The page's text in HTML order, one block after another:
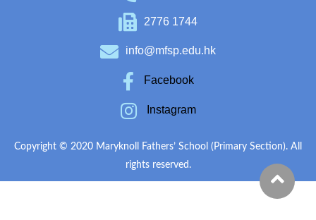
2776 1744
info@mfsp.edu.hk
Facebook
Instagram
Copyright © 2020 Maryknoll Fathers’ School (Primary Section). All
rights reserved.